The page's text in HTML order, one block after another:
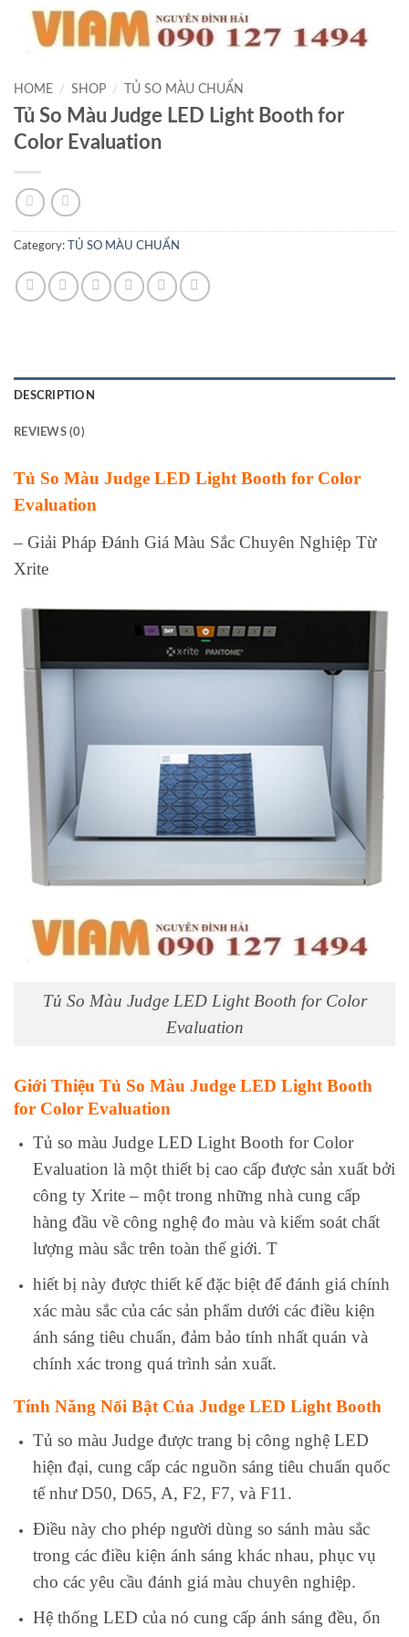
HOME / SHOP / TỦ SO MÀU CHUẨN
Tủ So Màu Judge LED Light Booth for
Color Evaluation
Category: TỦ SO MÀU CHUẨN
DESCRIPTION
REVIEWS (0)
Tủ So Màu Judge LED Light Booth for Color
Evaluation
– Giải Pháp Đánh Giá Màu Sắc Chuyên Nghiệp Từ
Xrite
Tủ So Màu Judge LED Light Booth for Color
Evaluation
Giới Thiệu Tủ So Màu Judge LED Light Booth
for Color Evaluation
Tủ so màu Judge LED Light Booth for Color
Evaluation là một thiết bị cao cấp được sản xuất bởi
công ty Xrite – một trong những nhà cung cấp
hàng đầu về công nghệ đo màu và kiểm soát chất
lượng màu sắc trên toàn thế giới. T
hiết bị này được thiết kế đặc biệt để đánh giá chính
xác màu sắc của các sản phẩm dưới các điều kiện
ánh sáng tiêu chuẩn, đảm bảo tính nhất quán và
chính xác trong quá trình sản xuất.
Tính Năng Nổi Bật Của Judge LED Light Booth
Tủ so màu Judge được trang bị công nghệ LED
hiện đại, cung cấp các nguồn sáng tiêu chuẩn quốc
tế như D50, D65, A, F2, F7, và F11.
Điều này cho phép người dùng so sánh màu sắc
trong các điều kiện ánh sáng khác nhau, phục vụ
cho các yêu cầu đánh giá màu chuyên nghiệp.
Hệ thống LED của nó cung cấp ánh sáng đều, ổn